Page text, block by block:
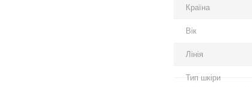
Країна
Вік
Лінія
Тип шкіри